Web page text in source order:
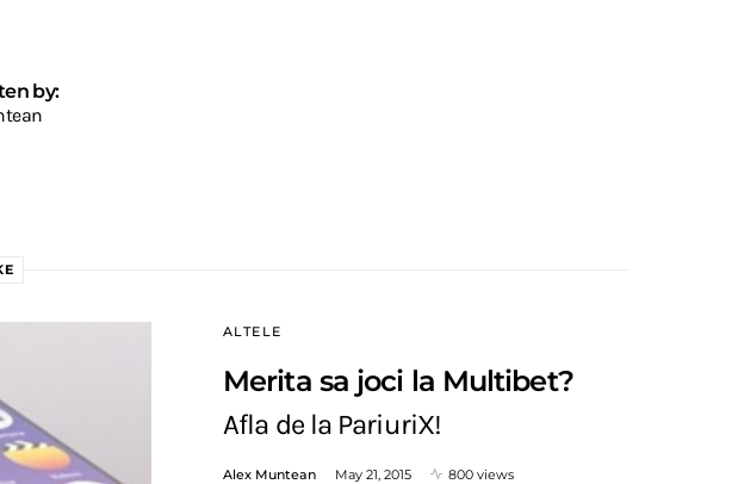
by:
ALTELE
Merita sa joci la Multibet?
Afla de la PariuriX!
Alex Muntean May 21, 2015
800 views